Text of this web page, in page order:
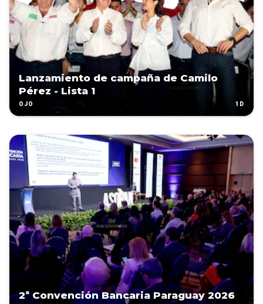
Lanzamiento de campaña de Camilo
Pérez - Lista 1
OJO 1D
2ª Convención Bancaria Paraguay 2026